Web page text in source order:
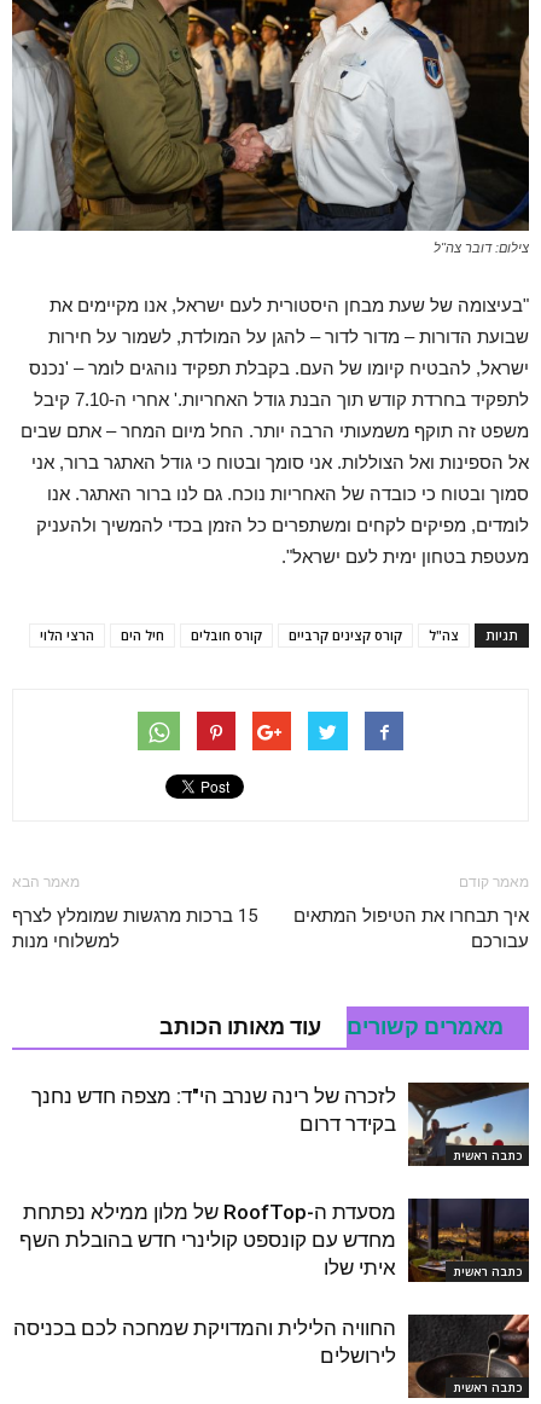
צילום: דובר צה"ל
"בעיצומה של שעת מבחן היסטורית לעם ישראל, אנו מקיימים את
שבועת הדורות – מדור לדור – להגן על המולדת, לשמור על חירות
ישראל, להבטיח קיומו של העם. בקבלת תפקיד נוהגים לומר – 'נכנס
לתפקיד בחרדת קודש תוך הבנת גודל האחריות.' אחרי ה-7.10 קיבל
משפט זה תוקף משמעותי הרבה יותר. החל מיום המחר – אתם שבים
אל הספינות ואל הצוללות. אני סומך ובטוח כי גודל האתגר ברור, אני
סמוך ובטוח כי כובדה של האחריות נוכח. גם לנו ברור האתגר. אנו
לומדים, מפיקים לקחים ומשתפרים כל הזמן בכדי להמשיך ולהעניק
מעטפת בטחון ימית לעם ישראל".
תגיות צה"ל קורס קצינים קרביים קורס חובלים חיל הים הרצי הלוי
מאמר קודם
איך תבחרו את הטיפול המתאים
עבורכם
מאמר הבא
15 ברכות מרגשות שמומלץ לצרף
למשלוחי מנות
מאמרים קשורים עוד מאותו הכותב
כתבה ראשית
לזכרה של רינה שנרב הי"ד: מצפה חדש נחנך
בקידר דרום
כתבה ראשית
מסעדת ה-RoofTop של מלון ממילא נפתחת
מחדש עם קונספט קולינרי חדש בהובלת השף
איתי שלו
כתבה ראשית
החוויה הלילית והמדויקת שמחכה לכם בכניסה
לירושלים